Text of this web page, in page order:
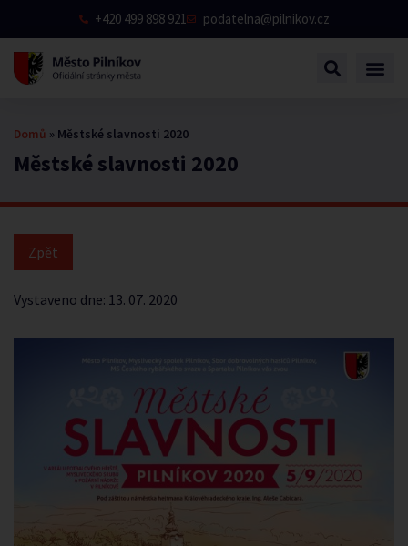
+420 499 898 921 podatelna@pilnikov.cz
Městské slavnosti 2020
Domů » Městské slavnosti 2020
Vystaveno dne: 13. 07. 2020